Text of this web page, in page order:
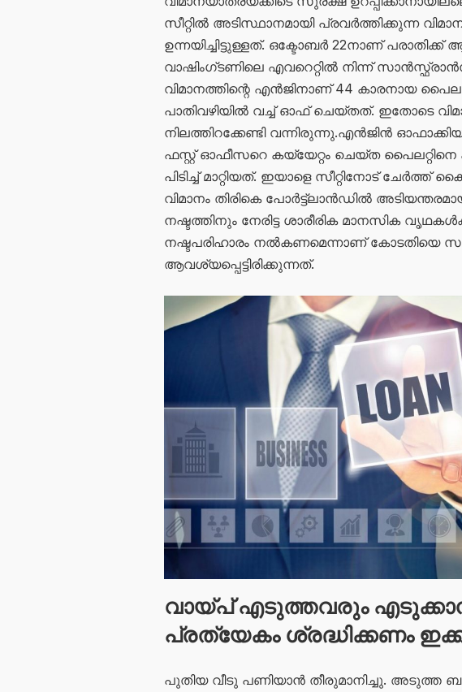
സീറ്റില്‍ അടിസ്ഥാനമായി പ്രവര്‍ത്തിക്കുന്ന
ഉന്നയിച്ചിട്ടുള്ളത്. ഒക്ടോബര്‍ 22നാണ്
വാഷിംഗ്ടണിലെ എവറെറ്റില്‍ നിന്ന്
വിമാനത്തിന്റെ എന്‍ജിനാണ് 44 കാരനായ
പാതിവഴിയില്‍ വച്ച് ഓഫ് ചെയ്തത്. ഇതോടെ
നിലത്തിറക്കേണ്ടി വന്നിരുന്നു.എന്‍ജിന്‍
ഫസ്റ്റ് ഓഫീസറെ കയ്യേറ്റം ചെയ്ത
പിടിച്ച് മാറ്റിയത്. ഇയാളെ സീറ്റിനോട് ചേര്‍ത്ത്
വിമാനം തിരികെ പോര്‍ട്ട്ലാന്‍ഡില്‍
നഷ്ടത്തിനും നേരിട്ട ശാരീരിക മാനസിക
നഷ്ടപരിഹാരം നല്‍കണമെന്നാണ് കോടതിയെ
ആവശ്യപ്പെട്ടിരിക്കുന്നത്.
വായ്പ് എടുത്തവരും എടുക്കാൻ
പ്രത്യേകം ശ്രദ്ധിക്കണം
പുതിയ വീടു പണിയാൻ തീരുമാനിച്ചു. അടുത്ത